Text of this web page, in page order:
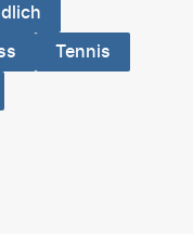
Tennis